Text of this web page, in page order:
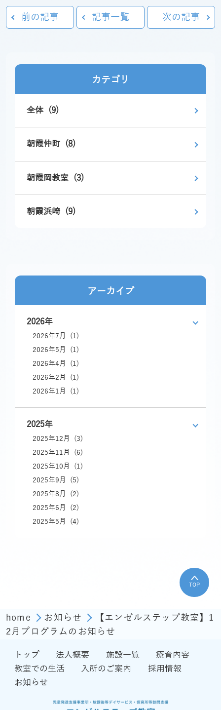
前の記事 記事一覧 次の記事
カテゴリ
全体 (9)
朝霞仲町 (8)
朝霞岡教室 (3)
朝霞浜崎 (9)
アーカイブ
2026年
2026年7月 (1)
2026年5月 (1)
2026年4月 (1)
2026年2月 (1)
2026年1月 (1)
2025年
2025年12月 (3)
2025年11月 (6)
2025年10月 (1)
2025年9月 (5)
2025年8月 (2)
2025年6月 (2)
2025年5月 (4)
TOP
home お知らせ
【エンゼルステップ教室】1
2月プログラムのお知らせ
トップ 法人概要 施設一覧
療育内容
教室での生活
入所のご案内
採用情報
お知らせ